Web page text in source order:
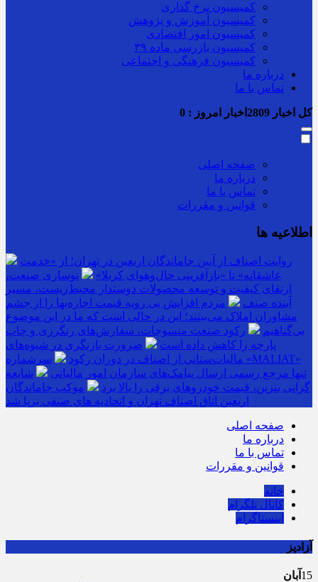
کمیسیون نرخ گذاری
کمیسیون آموزش و پژوهش
کمیسیون امور اقتصادی
کمیسیون بازرسی ماده ۳۹
کمیسیون فرهنگی و اجتماعی
درباره ما
تماس با ما
کل اخبار اخبار امروز : 0
صفحه اصلی
درباره ما
تماس با ما
قوانین و مقررات
اطلاعیه ها
روایت اصناف از آیین جاماندگان اربعین در تهران؛ از «خدمت
عاشقانه» تا «بازآفرینی حال‌وهوای کربلا»
نوسازی صنعت،
ارتقای کیفیت و توسعه محصولات دوستدار محیط‌زیست، مسیر
آینده صنف
مردم افزایش بی رویه قیمت اجاره‌بها را از چشم
مشاوران املاک می‌بینند؛ این در حالی است که ما در این موضوع
بی‌گناهیم
رکود صنعت منسوجات، سفارش‌های رنگرزی و چاپ
پارچه را کاهش داده است
ضرورت بازنگری در شیوه‌های
مالیات‌ستانی از اصناف در دوران رکود
سرشماره «MALIAT»
تنها مرجع رسمی ارسال پیامک‌های سازمان امور مالیاتی
شایعه
گرانی بنزین، قیمت خودروهای برقی را بالا برد
موکب جاماندگان
اربعین اتاق اصناف تهران و اتحادیه های صنفی برپا شد
صفحه اصلی
درباره ما
تماس با ما
قوانین و مقررات
خانه
کانال تلگرام
اینستاگرام
آزادپز
15 آبان